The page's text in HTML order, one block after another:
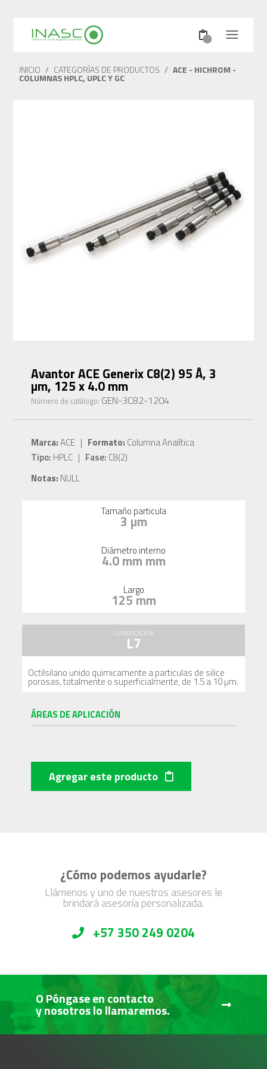
INICIO / CATEGORÍAS DE PRODUCTOS / ACE - HICHROM -
COLUMNAS HPLC, UPLC Y GC
Avantor ACE Generix C8(2) 95 Å, 3
µm, 125 x 4.0 mm
Número de catálogo: GEN-3C82-1204
Marca:ACE | Formato: Columna Analítica
Tipo: HPLC | Fase: C8(2)
Notas: NULL
Tamaño particula
3 µm
Diámetro interno
4.0 mm mm
Largo
125 mm
CLASIFICACIÓN
L7
Octilsilano unido quimicamente a particulas de silice
porosas, totalmente o superficialmente, de 1.5 a 10 µm.
ÁREAS DE APLICACIÓN
Agregar este producto
¿Cómo podemos ayudarle?
Llámenos y uno de nuestros asesores le
brindará asesoría personalizada.
+57 350 249 0204
O Póngase en contacto
y nosotros lo llamaremos.